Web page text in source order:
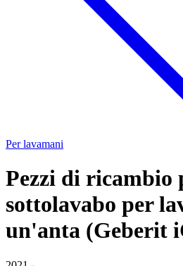
Per lavamani
Pezzi di
sottolavabo per
un'anta (Geberit